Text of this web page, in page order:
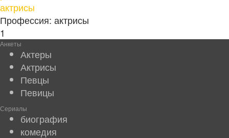
актрисы
Профессия: актрисы
1
Анкеты
Актеры
Актрисы
Певцы
Певицы
Сериалы
биография
комедия